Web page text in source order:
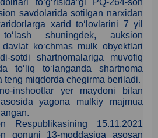
savdolarida sotilgan narxidan
xarid to‘lovlarini 7 yil
shuningdek, auksion
ko‘chmas mulk obyektlari
sotdi shartnomalariga muvofiq
to‘liq to‘langanda shartnoma
teng miqdorda chegirma beriladi.
inshootlar yer maydoni bilan
yagona mulkiy majmua
Respublikasining 15.11.2021
qonuni 13-moddasiga asosan